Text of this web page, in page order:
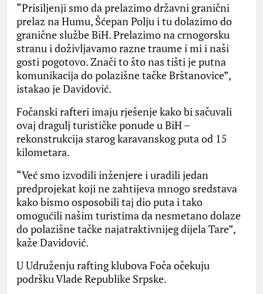
“Prisiljenji smo da prelazimo državni granični
prelaz na Humu, Šćepan Polju i tu dolazimo do
granične službe BiH. Prelazimo na crnogorsku
stranu i doživljavamo razne traume i mi i naši
gosti pogotovo. Znači to što nas tišti je putna
komunikacija do polazišne tačke Brštanovice”,
istakao je Davidović.
Fočanski rafteri imaju rješenje kako bi sačuvali
ovaj dragulj turističke ponude u BiH –
rekonstrukcija starog karavanskog puta od 15
kilometara.
“Već smo izvodili inženjere i uradili jedan
predprojekat koji ne zahtijeva mnogo sredstava
kako bismo osposobili taj dio puta i tako
omogućili našim turistima da nesmetano dolaze
do polazišne tačke najatraktivnijeg dijela Tare”,
kaže Davidović.
U Udruženju rafting klubova Foča očekuju
podršku Vlade Republike Srpske.